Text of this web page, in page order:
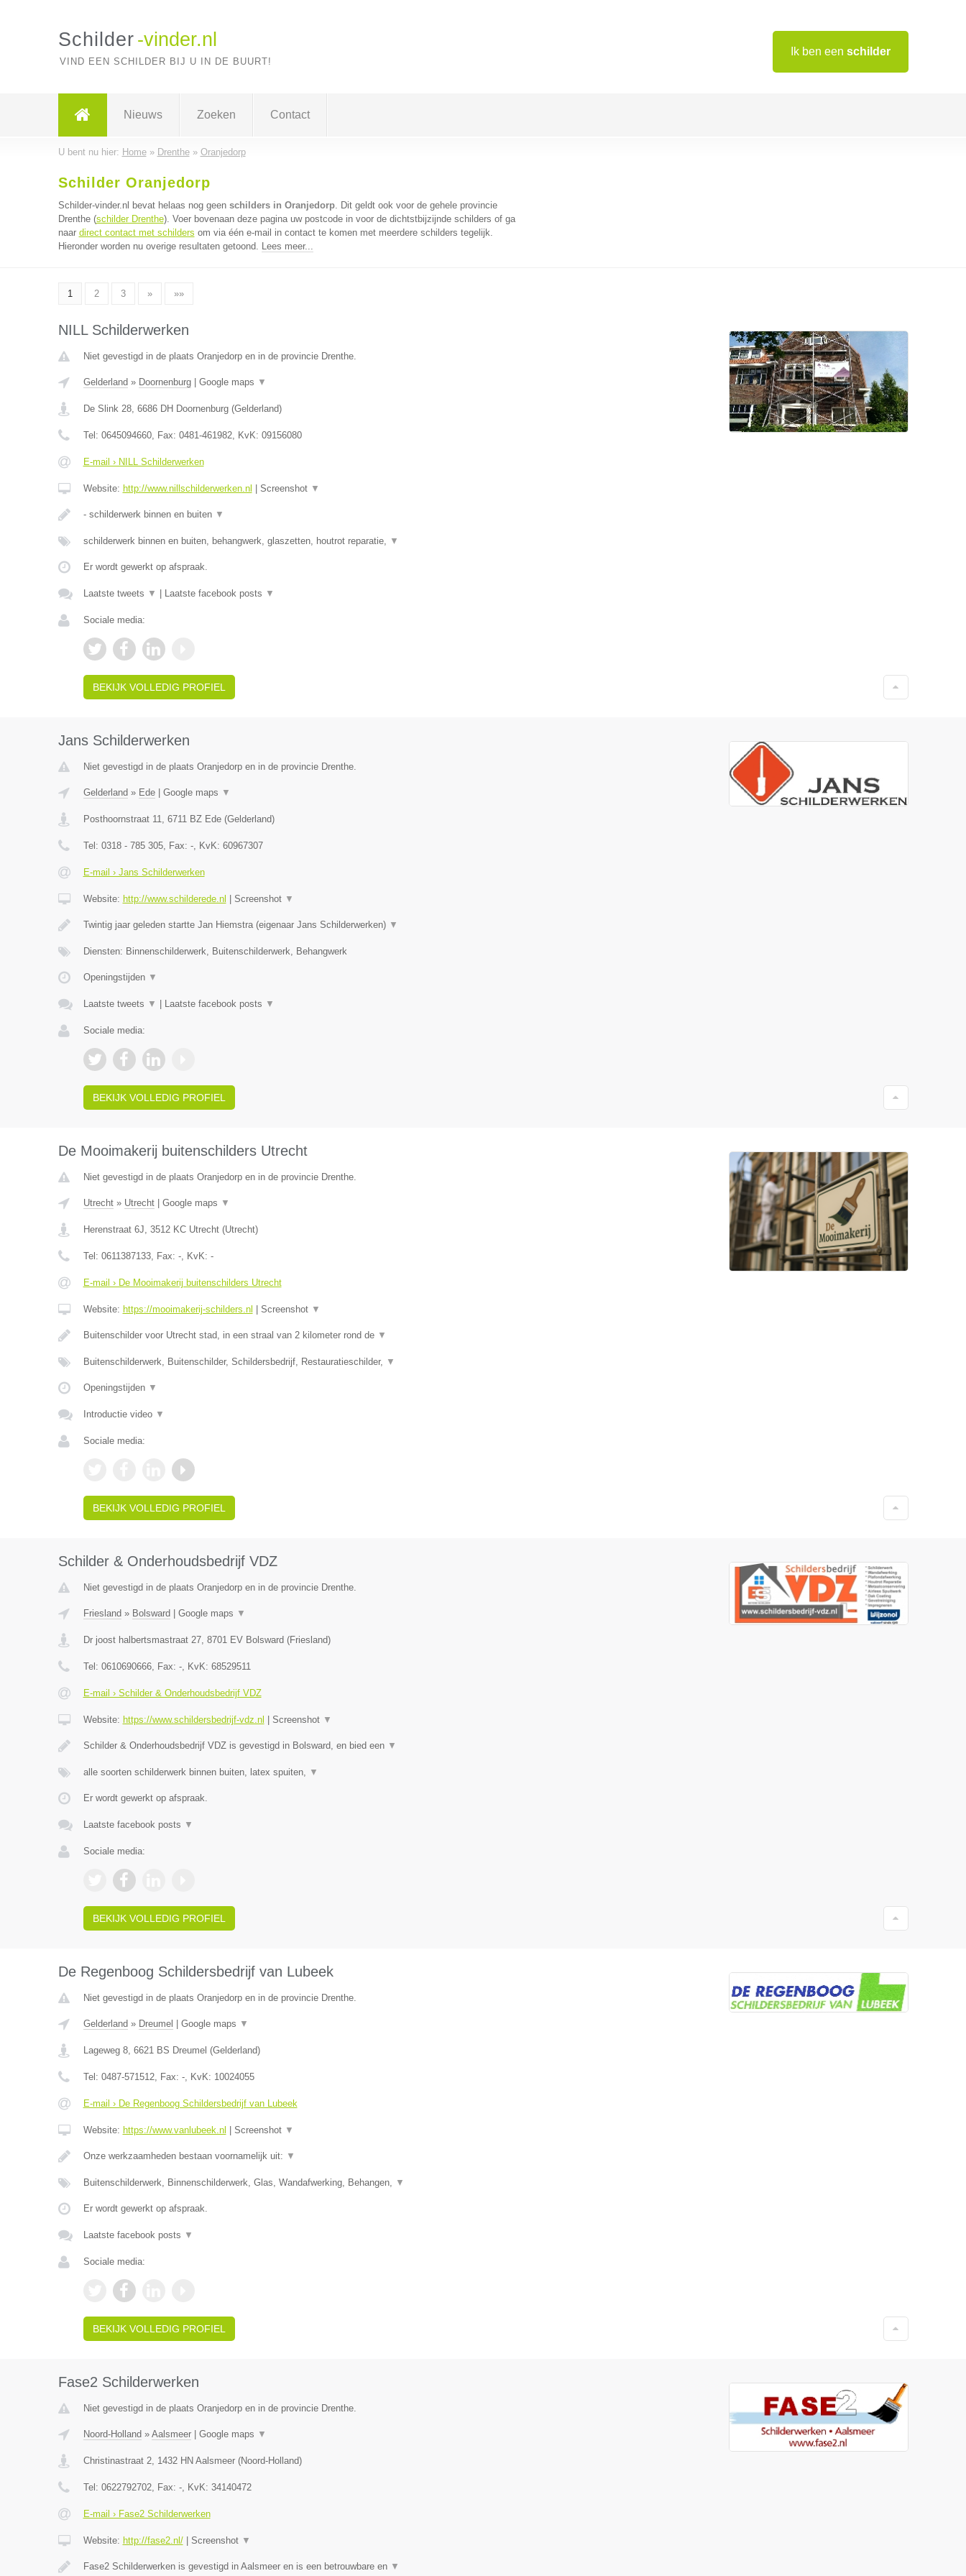
Ik ben een schilder
Schilder -vinder.nl
VIND EEN SCHILDER BIJ U IN DE BUURT!
Nieuws Zoeken Contact
U bent nu hier: Home» Drenthe» Oranjedorp
Schilder Oranjedorp
Schilder-vinder.nl bevat helaas nog geen schilders in Oranjedorp. Dit geldt ook voor de gehele provincie
Drenthe (schilder Drenthe). Voer bovenaan deze pagina uw postcode in voor de dichtstbijzijnde schilders of ga
naar direct contact met schilders om via één e-mail in contact te komen met meerdere schilders tegelijk.
Hieronder worden nu overige resultaten getoond. Lees meer...
1 2 3 » »»
NILL Schilderwerken
Niet gevestigd in de plaats Oranjedorp en in de provincie Drenthe.
Gelderland » Doornenburg| Google maps ▼
De Slink 28, 6686 DH Doornenburg(Gelderland)
Tel: 0645094660, Fax: 0481-461982, KvK: 09156080
E-mail › NILL Schilderwerken
Website: http://www.nillschilderwerken.nl Screenshot ▼
- schilderwerk binnen en buiten ▼
schilderwerk binnen en buiten, behangwerk, glaszetten, houtrot reparatie, ▼
Er wordt gewerkt op afspraak.
Laatste tweets ▼ Laatste facebook posts ▼
Sociale media:
BEKIJK VOLLEDIG PROFIEL
Jans Schilderwerken
Niet gevestigd in de plaats Oranjedorp en in de provincie Drenthe.
Gelderland » Ede| Google maps ▼
Posthoornstraat 11, 6711 BZ Ede(Gelderland)
Tel: 0318 - 785 305, Fax: -, KvK: 60967307
E-mail › Jans Schilderwerken
Website: http://www.schilderede.nl Screenshot ▼
Twintig jaar geleden startte Jan Hiemstra (eigenaar Jans Schilderwerken) ▼
Diensten: Binnenschilderwerk, Buitenschilderwerk, Behangwerk
Openingstijden ▼
Laatste tweets ▼ Laatste facebook posts ▼
Sociale media:
BEKIJK VOLLEDIG PROFIEL
De Mooimakerij buitenschilders Utrecht
Niet gevestigd in de plaats Oranjedorp en in de provincie Drenthe.
Utrecht» Utrecht| Google maps ▼
Herenstraat 6J, 3512 KC Utrecht(Utrecht)
Tel: 0611387133, Fax: -, KvK: -
E-mail › De Mooimakerij buitenschilders Utrecht
Website: https://mooimakerij-schilders.nl Screenshot ▼
Buitenschilder voor Utrecht stad, in een straal van 2 kilometer rond de ▼
Buitenschilderwerk, Buitenschilder, Schildersbedrijf, Restauratieschilder, ▼
Openingstijden ▼
Introductie video ▼
Sociale media:
BEKIJK VOLLEDIG PROFIEL
Schilder & Onderhoudsbedrijf VDZ
Niet gevestigd in de plaats Oranjedorp en in de provincie Drenthe.
Friesland » Bolsward Google maps ▼
Dr joost halbertsmastraat 27, 8701 EV Bolsward (Friesland)
Tel: 0610690666, Fax: -, KvK: 68529511
E-mail › Schilder & Onderhoudsbedrijf VDZ
Website: https://www.schildersbedrijf-vdz.nl Screenshot ▼
Schilder & Onderhoudsbedrijf VDZ is gevestigd in Bolsward, en bied een ▼
alle soorten schilderwerk binnen buiten, latex spuiten, ▼
Er wordt gewerkt op afspraak.
Laatste facebook posts ▼
Sociale media:
BEKIJK VOLLEDIG PROFIEL
De Regenboog Schildersbedrijf van Lubeek
Niet gevestigd in de plaats Oranjedorp en in de provincie Drenthe.
Gelderland » Dreumel Google maps ▼
Lageweg 8, 6621 BS Dreumel (Gelderland)
Tel: 0487-571512, Fax: -, KvK: 10024055
E-mail › De Regenboog Schildersbedrijf van Lubeek
Website: https://www.vanlubeek.nl Screenshot ▼
Onze werkzaamheden bestaan voornamelijk uit: ▼
Buitenschilderwerk, Binnenschilderwerk, Glas, Wandafwerking, Behangen, ▼
Er wordt gewerkt op afspraak.
Laatste facebook posts ▼
Sociale media:
BEKIJK VOLLEDIG PROFIEL
Fase2 Schilderwerken
Niet gevestigd in de plaats Oranjedorp en in de provincie Drenthe.
Noord-Holland » Aalsmeer| Google maps ▼
Christinastraat 2, 1432 HN Aalsmeer(Noord-Holland)
Tel: 0622792702, Fax: -, KvK: 34140472
E-mail › Fase2 Schilderwerken
Website: http://fase2.nl/| Screenshot ▼
Fase2 Schilderwerken is gevestigd in Aalsmeer en is een betrouwbare en ▼